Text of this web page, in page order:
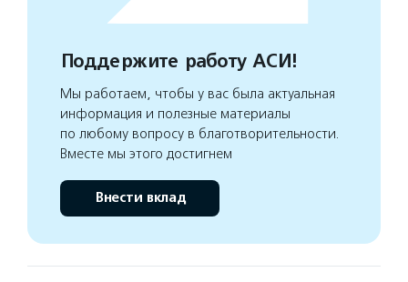
Поддержите работу АСИ!
Мы работаем, чтобы у вас была актуальная
информация и полезные материалы
по любому вопросу в благотворительности.
Вместе мы этого достигнем
Внести вклад